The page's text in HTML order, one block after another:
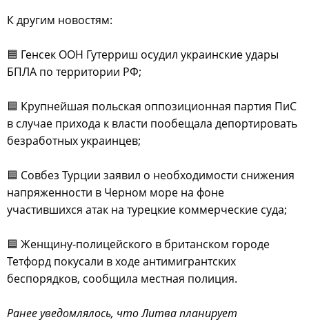
К другим новостям:
🟦 Генсек ООН Гутерриш осудил украинские удары
БПЛА по территории РФ;
🟦 Крупнейшая польская оппозиционная партия ПиС
в случае прихода к власти пообещала депортировать
безработных украинцев;
🟦 Совбез Турции заявил о необходимости снижения
напряженности в Черном море на фоне
участившихся атак на турецкие коммерческие суда;
🟦 Женщину-полицейского в британском городе
Тетфорд покусали в ходе антимигрантских
беспорядков, сообщила местная полиция.
Ранее уведомлялось, что Литва планирует